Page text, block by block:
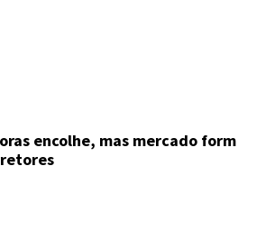
encolhe, mas mercado form